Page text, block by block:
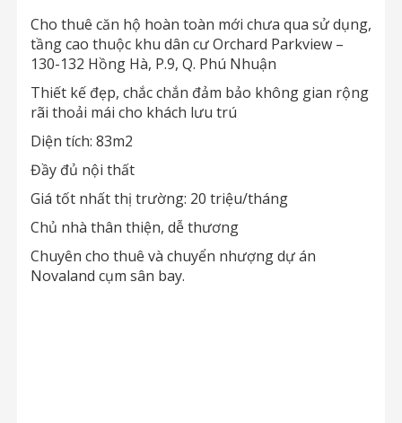
Cho thuê căn hộ hoàn toàn mới chưa qua sử dụng,
tầng cao thuộc khu dân cư Orchard Parkview –
130-132 Hồng Hà, P.9, Q. Phú Nhuận
Thiết kế đẹp, chắc chắn đảm bảo không gian rộng
rãi thoải mái cho khách lưu trú
Diện tích: 83m2
Đầy đủ nội thất
Giá tốt nhất thị trường: 20 triệu/tháng
Chủ nhà thân thiện, dễ thương
Chuyên cho thuê và chuyển nhượng dự án
Novaland cụm sân bay.